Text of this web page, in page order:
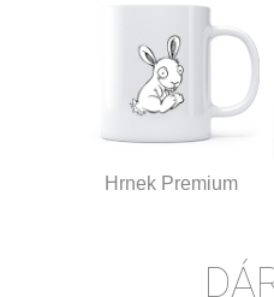
Hrnek Premium